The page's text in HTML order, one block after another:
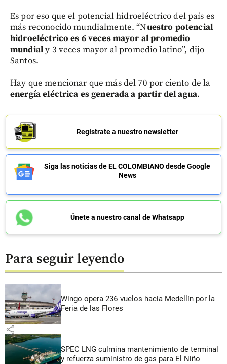
Es por eso que el potencial hidroeléctrico del país es
más reconocido mundialmente. “Nuestro potencial
hidroeléctrico es 6 veces mayor al promedio
mundialy 3 veces mayor al promedio latino”, dijo
Santos.
Hay que mencionar que más del 70 por ciento de la
energía eléctrica es generada a partir del agua.
Regístrate a nuestro newsletter
Siga las noticias de EL COLOMBIANO desde Google
News
Únete a nuestro canal de Whatsapp
Para seguir leyendo
Wingo opera 236 vuelos hacia Medellín por la
Feria de las Flores
share
SPEC LNG culmina mantenimiento de terminal
y refuerza suministro de gas para El Niño